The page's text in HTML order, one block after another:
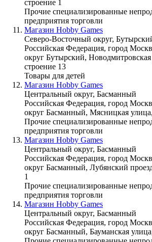
строение 1
Прочие специализированные
предприятия торговли
Магазин Hobby Games
Северо-Восточный округ,
Российская Федерация, город
округ Бутырский,
строение 13
Товары для детей
Магазин Hobby Games
Центральный округ, Басманный
Российская Федерация, город
округ Басманный, Мясницкая
Прочие специализированные
предприятия торговли
Магазин Hobby Games
Центральный округ, Басманный
Российская Федерация, город
округ Басманный, Лубянский
1
Прочие специализированные
предприятия торговли
Магазин Hobby Games
Центральный округ, Басманный
Российская Федерация, город
округ Басманный, Бауманская